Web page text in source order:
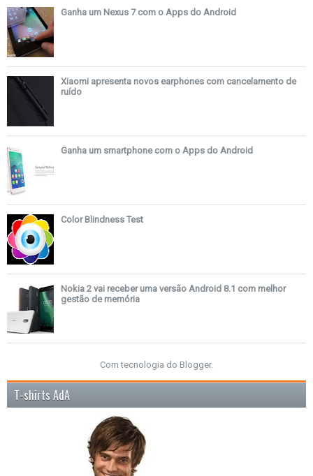
Ganha um Nexus 7 com o Apps do Android
Xiaomi apresenta novos earphones com cancelamento de
ruído
Ganha um smartphone com o Apps do Android
Color Blindness Test
Nokia 2 vai receber uma versão Android 8.1 com melhor
gestão de memória
Com tecnologia do Blogger.
T-shirts AdA